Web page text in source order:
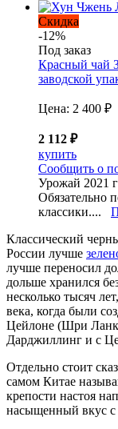
Скидка
-12%
Под заказ
Красный чай
заводской
Цена: 2 400 ₽
2 112 ₽
купить
Сообщить о
Урожай 2021
Обязательно
классики....
Классический
России лучше
лучше переносил
дольше хранился
несколько тысяч
века, когда были
Цейлоне (Шри
Дарджиллинг и с
Отдельно стоит
самом Китае
крепости настоя
насыщенный вкус с